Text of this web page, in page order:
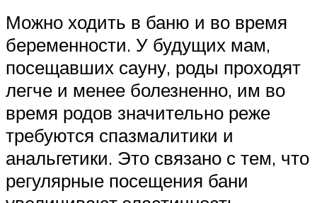
Можно ходить в баню и во время
беременности. У будущих мам,
посещавших сауну, роды проходят
легче и менее болезненно, им во
время родов значительно реже
требуются спазмалитики и
анальгетики. Это связано с тем, что
регулярные посещения бани